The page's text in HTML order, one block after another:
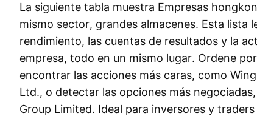
La siguiente tabla muestra Empresas
mismo sector, grandes almacenes. Esta lista
rendimiento, las cuentas de resultados y la
empresa, todo en un mismo lugar. Ordene
encontrar las acciones más caras, como
Ltd., o detectar las opciones más
Group Limited. Ideal para inversores y